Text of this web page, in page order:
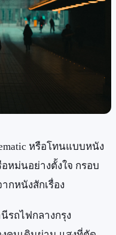
หรือโทนแบบหนัง
หม่นอย่างตั้งใจ กรอบ
กหนังสักเรื่อง
รถไฟกลางกรุง